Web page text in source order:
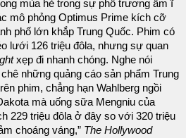
mùa hè trong sự phô trương ầm ĩ
mô phỏng Optimus Prime kích cỡ
phố lớn khắp Trung Quốc. Phim có
lưới 126 triệu đôla, nhưng sự quan
xẹp đi nhanh chóng. Nghe nói
những quảng cáo sản phẩm Trung
phim, chẳng hạn Wahlberg ngồi
mà uống sữa Mengniu của
229 triệu đôla ở đây so với 320 triệu
choáng váng,” The Hollywood